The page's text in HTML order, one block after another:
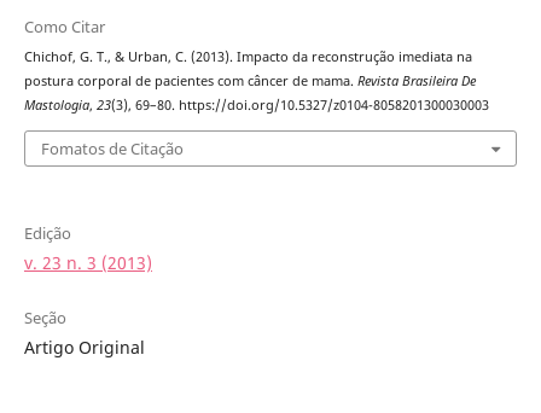
Como Citar
Chichof, G. T., & Urban, C. (2013). Impacto da reconstrução imediata na
postura corporal de pacientes com câncer de mama. Revista Brasileira De
Mastologia, 23(3), 69–80. https://doi.org/10.5327/z0104-8058201300030003
Fomatos de Citação
Edição
v. 23 n. 3 (2013)
Seção
Artigo Original